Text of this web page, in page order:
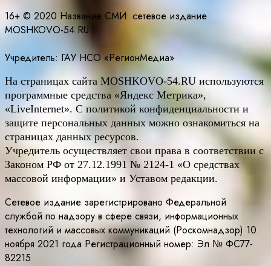
16+ © 2020 Название СМИ: cетевое издание
MOSHKOVO-54.RU
Учредитель: ГАУ НСО «РегионМедиа»
На страницах сайта MOSHKOVO-54.RU используются
программные средства «Яндекс Метрика»,
«LiveInternet». С политикой конфиденциальности и
защите персональных данных можно ознакомиться на
страницах данных ресурсов.
Учредитель осуществляет свои права в соответствии с
Законом РФ от 27.12.1991 № 2124-1 «О средствах
массовой информации» и Уставом редакции.
Сетевое издание зарегистрировано Федеральной
службой по надзору в сфере связи, информационных
технологий и массовых коммуникаций (Роскомнадзор) 10
ноября 2021 года Регистрационный номер: Эл № ФС77-
82215